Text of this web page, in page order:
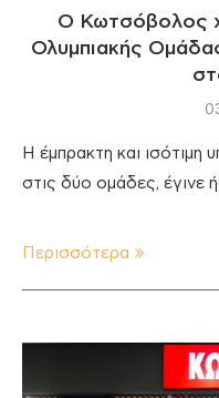
Ο Κωτσόβολος
Ολυμπιακής
Η έμπρακτη και ισότιμη
στις δύο ομάδες, έγινε
Περισσότερα